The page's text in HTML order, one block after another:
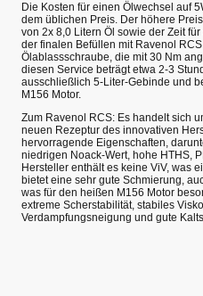
Die Kosten für einen Ölwechsel auf
dem üblichen Preis. Der höhere
von 2x 8,0 Litern Öl sowie der Zeit
der finalen Befüllen mit Ravenol
Ölablassschraube, die mit 30 Nm
diesen Service beträgt etwa 2-3
ausschließlich 5-Liter-Gebinde und
M156 Motor.
Zum Ravenol RCS: Es handelt sich
neuen Rezeptur des innovativen
hervorragende Eigenschaften,
niedrigen Noack-Wert, hohe HTHS,
Hersteller enthält es keine ViV, was
bietet eine sehr gute Schmierung,
was für den heißen M156 Motor
extreme Scherstabilität, stabiles
Verdampfungsneigung und gute